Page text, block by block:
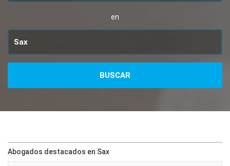
en
Abogados destacados en Sax